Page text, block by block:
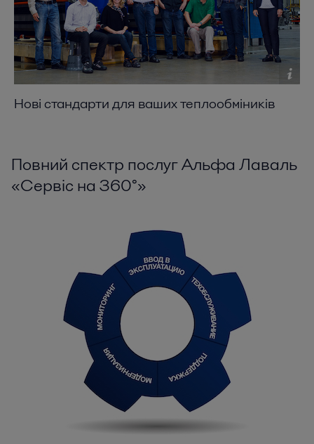
Нові стандарти для ваших теплообміників
Повний спектр послуг Альфа Лаваль
«Сервіс на 360°»